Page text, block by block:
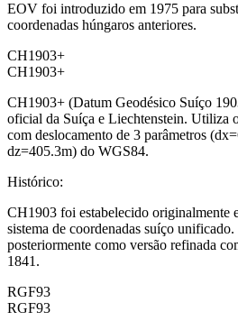
EOV foi introduzido em 1975 para
coordenadas húngaros anteriores.
CH1903+
CH1903+
CH1903+ (Datum Geodésico Suíço
oficial da Suíça e Liechtenstein. Utiliza
com deslocamento de 3 parâmetros
dz=405.3m) do WGS84.
Histórico:
CH1903 foi estabelecido originalmente
sistema de coordenadas suíço
posteriormente como versão refinada
1841.
RGF93
RGF93